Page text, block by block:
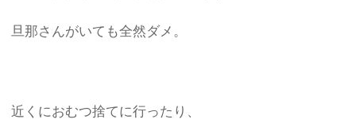
旦那さんがいても全然ダメ。
近くにおむつ捨てに行ったり、